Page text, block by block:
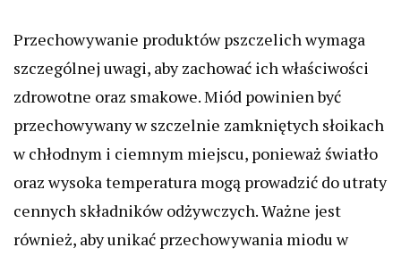
Przechowywanie produktów pszczelich wymaga
szczególnej uwagi, aby zachować ich właściwości
zdrowotne oraz smakowe. Miód powinien być
przechowywany w szczelnie zamkniętych słoikach
w chłodnym i ciemnym miejscu, ponieważ światło
oraz wysoka temperatura mogą prowadzić do utraty
cennych składników odżywczych. Ważne jest
również, aby unikać przechowywania miodu w